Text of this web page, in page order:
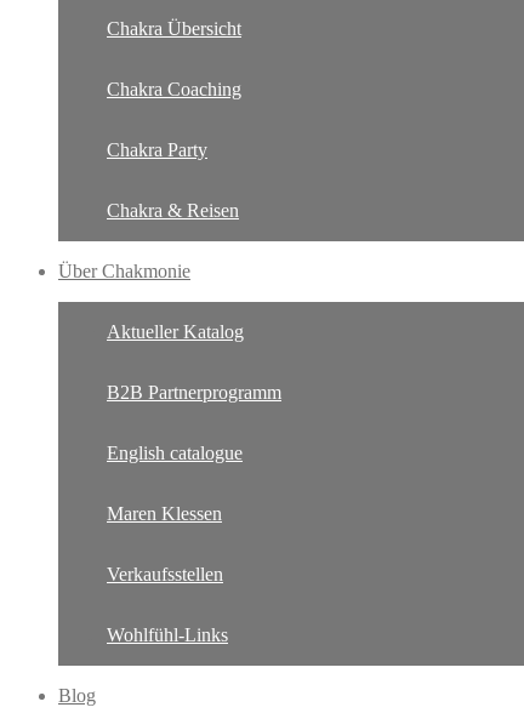
Chakra Übersicht
Chakra Coaching
Chakra Party
Chakra & Reisen
Über Chakmonie
Aktueller Katalog
B2B Partnerprogramm
English catalogue
Maren Klessen
Verkaufsstellen
Wohlfühl-Links
Blog